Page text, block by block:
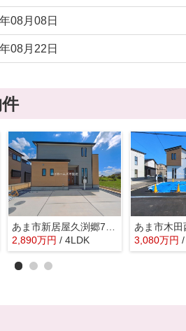
08月08日
08月22日
2,890万円 / 4LDK 3,080万円